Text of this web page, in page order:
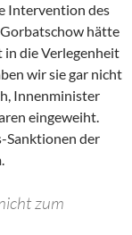
Intervention des
hätte
in die Verlegenheit
wir sie gar nicht
Innenminister
eingeweiht.
Sanktionen der
zum